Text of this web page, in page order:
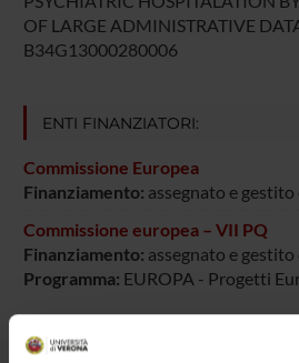
OF LARGE ADMINISTRATIVE
B34G13000280006
ENTI FINANZIATORI:
Commissione Europea
Finanziamento: assegnato e
Commissione europea – VII PQ
Finanziamento: assegnato e
Programma: EUROPA - Progetti